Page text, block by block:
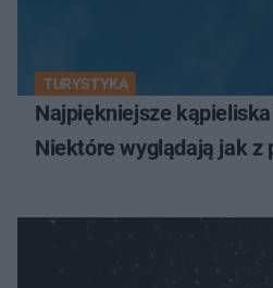
TURYSTYKA
Najpiękniejsze
Niektóre wyglądają jak z